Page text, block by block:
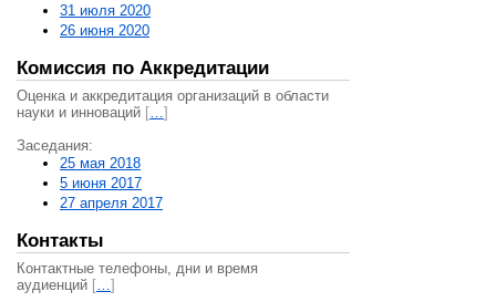
31 июля 2020
26 июня 2020
Комиссия по Аккредитации
Оценка и аккредитация организаций в области
науки и инноваций […]
Заседания:
25 мая 2018
5 июня 2017
27 апреля 2017
Контакты
Контактные телефоны, дни и время
аудиенций […]